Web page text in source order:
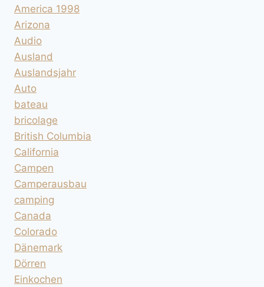
America 1998
Arizona
Audio
Ausland
Auslandsjahr
Auto
bateau
bricolage
British Columbia
California
Campen
Camperausbau
camping
Canada
Colorado
Dänemark
Dörren
Einkochen